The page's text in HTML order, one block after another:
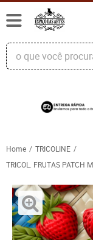
Home
TRICOLINE
TRICOL. FRUTAS PATCH